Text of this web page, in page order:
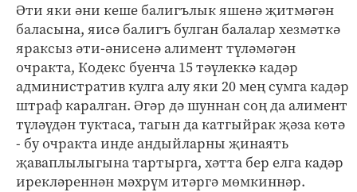
Әти яки әни кеше балигълык яшенә җитмәгән
баласына, яисә балигъ булган балалар хезмәткә
яраксыз әти-әнисенә алимент түләмәгән
очракта, Кодекс буенча 15 тәүлеккә кадәр
административ кулга алу яки 20 мең сумга кадәр
штраф каралган. Әгәр дә шуннан соң да алимент
түләүдән туктаса, тагын да катгыйрак җәза көтә
- бу очракта инде андыйларны җинаять
җаваплылыгына тартырга, хәтта бер елга кадәр
ирекләреннән мәхрүм итәргә мөмкиннәр.